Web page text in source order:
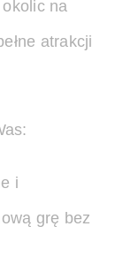
na
atrakcji
i
grę bez